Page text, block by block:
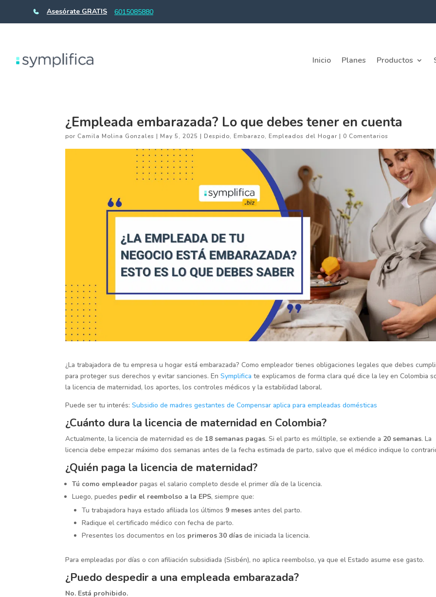
Inicio Planes Productos
¿Empleada embarazada? Lo que debes tener en cuenta
por Camila Molina Gonzales | May 5, 2025 | Despido, Embarazo, Empleados del Hogar | 0 Comentarios
¿La trabajadora de tu empresa u hogar está embarazada? Como empleador tienes obligaciones legales que debes
para proteger sus derechos y evitar sanciones. EnSymplifica te explicamos de forma clara qué dice la ley en Colombia
la licencia de maternidad, los aportes, los controles médicos y la estabilidad laboral.
Puede ser tu interés:Subsidio de madres gestantes de Compensar aplica para empleadas domésticas
¿Cuánto dura la licencia de maternidad en Colombia?
Actualmente, la licencia de maternidad es de 18 semanas pagas. Si el parto es múltiple, se extiende a 20 semanas. La
licencia debe empezar máximo dos semanas antes de la fecha estimada de parto, salvo que el médico indique lo
¿Quién paga la licencia de maternidad?
Tú como empleador pagas el salario completo desde el primer día de la licencia.
Luego, puedes pedir el reembolso a la EPS, siempre que:
Tu trabajadora haya estado afiliada los últimos 9 meses antes del parto.
Radique el certificado médico con fecha de parto.
Presentes los documentos en los primeros 30 días de iniciada la licencia.
Para empleadas por días o con afiliación subsidiada (Sisbén), no aplica reembolso, ya que el Estado asume ese gasto.
¿Puedo despedir a una empleada embarazada?
No. Está prohibido.
Asesórate GRATIS 6015085880